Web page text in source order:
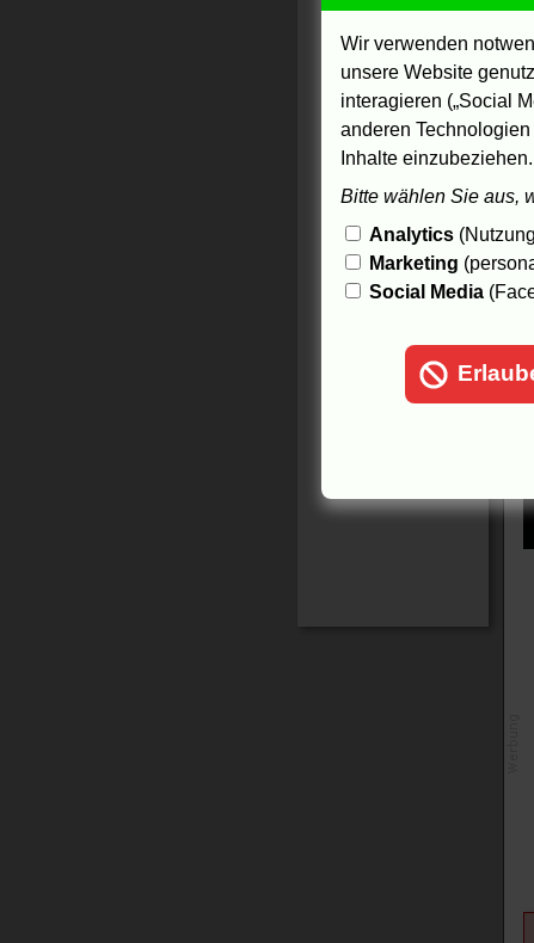
Wir verwenden
unsere Website
interagieren („Social
anderen
Inhalte
Bitte wählen Sie aus,
Analytics
Marketing
Social Media